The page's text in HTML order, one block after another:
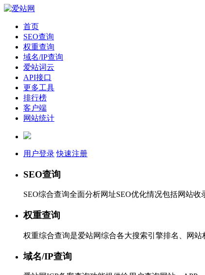
首页
SEO查询
权重查询
域名/IP查询
爱站词云
API接口
更多工具
排行榜
客户端
网站统计
用户登录 快速注册
SEO查询
SEO综合查询全面分析网址SEO优化情况包括网站
权重查询
权重综合查询是爱站网综合各大搜索引擎排名、网
域名/IP查询